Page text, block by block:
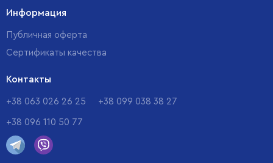
Информация
Публичная оферта
Сертификаты качества
Контакты
+38 063 026 26 25 +38 099 038 38 27
+38 096 110 50 77